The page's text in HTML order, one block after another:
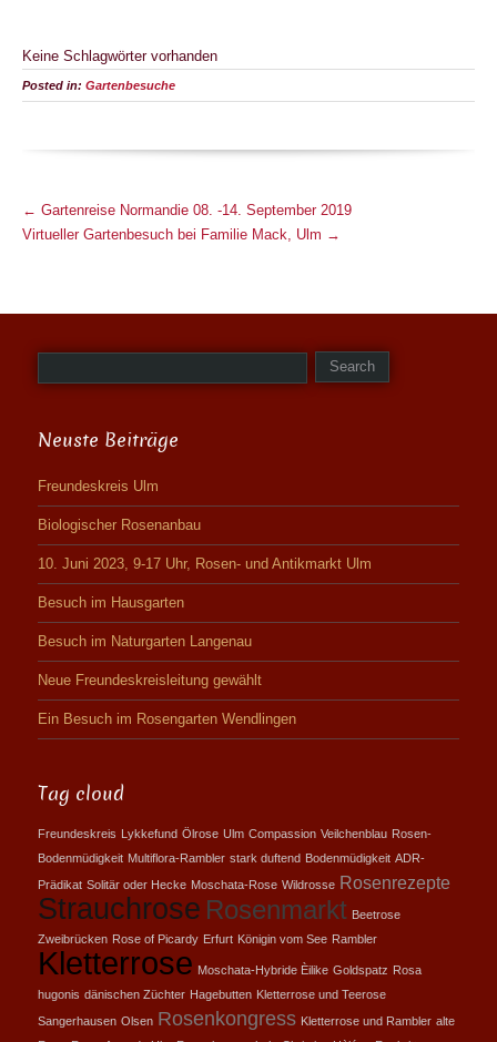
Keine Schlagwörter vorhanden
Posted in: Gartenbesuche
M
o
A
← Gartenreise Normandie 08. -14. September 2019
Virtueller Gartenbesuch bei Familie Mack, Ulm →
Neuste Beiträge
Freundeskreis Ulm
Biologischer Rosenanbau
10. Juni 2023, 9-17 Uhr, Rosen- und Antikmarkt Ulm
Besuch im Hausgarten
Besuch im Naturgarten Langenau
Neue Freundeskreisleitung gewählt
Ein Besuch im Rosengarten Wendlingen
Tag cloud
Freundeskreis Lykkefund Ölrose Ulm Compassion Veilchenblau Rosen-
Bodenmüdigkeit Multiflora-Rambler stark duftend Bodenmüdigkeit ADR-
Prädikat Solitär oder Hecke Moschata-Rose Wildrosse Rosenrezepte
Strauchrose Rosenmarkt Beetrose
Zweibrücken Rose of Picardy Erfurt Königin vom See Rambler
Kletterrose Moschata-Hybride Èilike Goldspatz Rosa
hugonis dänischen Züchter Hagebutten Kletterrose und Teerose
Sangerhausen Olsen Rosenkongress Kletterrose und Rambler alte